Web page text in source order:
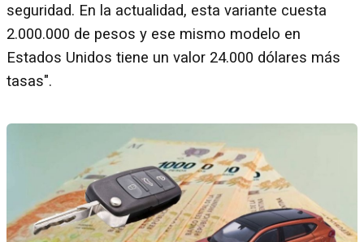
seguridad. En la actualidad, esta variante cuesta
2.000.000 de pesos y ese mismo modelo en
Estados Unidos tiene un valor 24.000 dólares más
tasas".